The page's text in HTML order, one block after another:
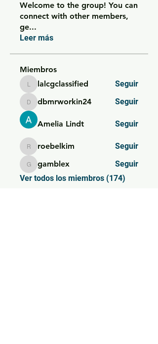
Welcome to the group! You can
connect with other members,
ge...
Leer más
Miembros
lalcgclassified
lalcgclassified Seguir
dbmrworkin24
dbmrworkin24 Seguir
Amelia Lindt Seguir
roebelkim
roebelkim Seguir
gamblex
gamblex
Seguir
Ver todos los miembros (174)